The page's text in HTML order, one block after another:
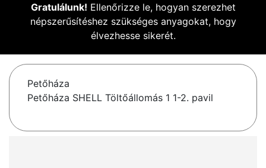
Gratulálunk! Ellenőrizze le, hogyan szerezhet
népszerűsítéshez szükséges anyagokat, hogy
élvezhesse sikerét.
Petőháza
Petőháza SHELL Töltőállomás 1 1-2. pavil